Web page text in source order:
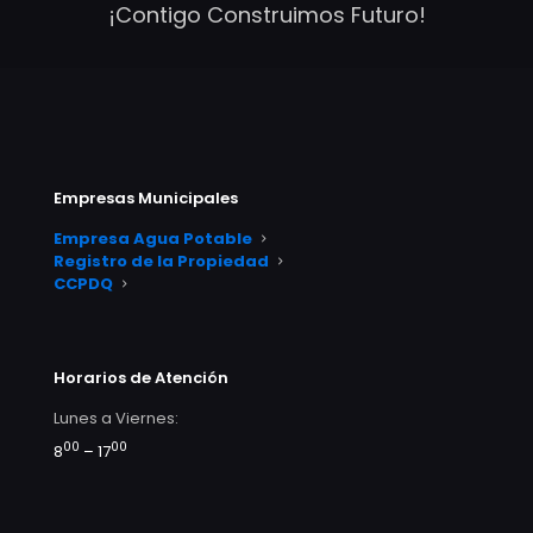
¡Contigo Construimos Futuro!
Empresas Municipales
Empresa Agua Potable
Registro de la Propiedad
CCPDQ
Horarios de Atención
Lunes a Viernes:
800 – 1700